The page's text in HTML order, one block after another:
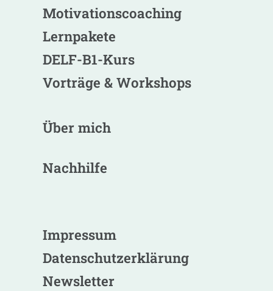
Motivationscoaching
Lernpakete
DELF-B1-Kurs
Vorträge & Workshops
Über mich
Nachhilfe
Impressum
Datenschutzerklärung
Newsletter